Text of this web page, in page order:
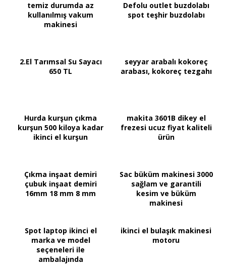
temiz durumda az
kullanılmış vakum
makinesi
Defolu outlet buzdolabı
spot teşhir buzdolabı
2.El Tarımsal Su Sayacı
650 TL
seyyar arabalı kokoreç
arabası, kokoreç tezgahı
Hurda kurşun çıkma
kurşun 500 kiloya kadar
ikinci el kurşun
makita 3601B dikey el
frezesi ucuz fiyat kaliteli
ürün
Çıkma inşaat demiri
çubuk inşaat demiri
16mm 18 mm 8 mm
Sac büküm makinesi 3000
sağlam ve garantili
kesim ve büküm
makinesi
Spot laptop ikinci el
marka ve model
seçeneleri ile
ambalajında
ikinci el bulaşık makinesi
motoru